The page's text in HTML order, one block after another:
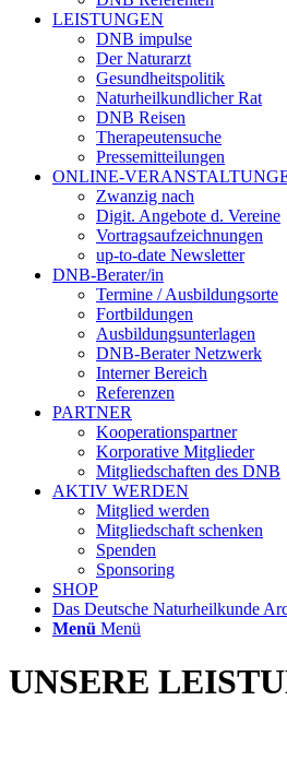
LEISTUNGEN
DNB impulse
Der Naturarzt
Gesundheitspolitik
Naturheilkundlicher Rat
DNB Reisen
Therapeutensuche
Pressemitteilungen
ONLINE-
Zwanzig nach
Digit. Angebote d. Vereine
Vortragsaufzeichnungen
up-to-date Newsletter
DNB-Berater/in
Termine / Ausbildungsorte
Fortbildungen
Ausbildungsunterlagen
DNB-Berater Netzwerk
Interner Bereich
Referenzen
PARTNER
Kooperationspartner
Korporative Mitglieder
Mitgliedschaften des DNB
AKTIV WERDEN
Mitglied werden
Mitgliedschaft schenken
Spenden
Sponsoring
SHOP
Das Deutsche Naturheilkunde
Menü Menü
UNSERE